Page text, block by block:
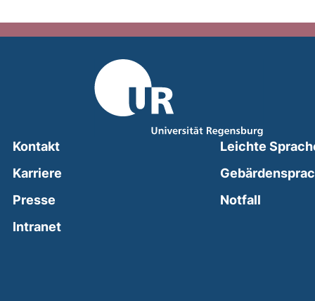
Kontakt
Karriere
Presse
Intranet(external link, opens in a new window)
Leichte
Notfall